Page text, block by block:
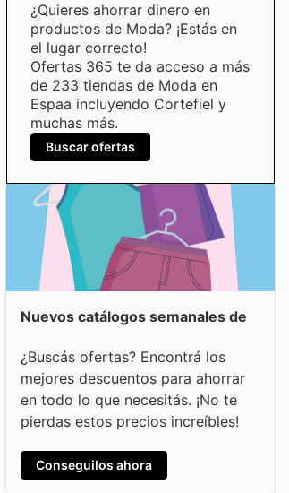
¿Quieres ahorrar dinero en
productos de Moda? ¡Estás en
el lugar correcto!
Ofertas 365 te da acceso a más
de 233 tiendas de Moda en
Espaa incluyendo Cortefiel y
muchas más.
Buscar ofertas
Nuevos catálogos semanales de
¿Buscás ofertas? Encontrá los
mejores descuentos para ahorrar
en todo lo que necesitás. ¡No te
pierdas estos precios increíbles!
Conseguilos ahora